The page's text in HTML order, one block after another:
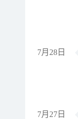
7月28日
7月27日